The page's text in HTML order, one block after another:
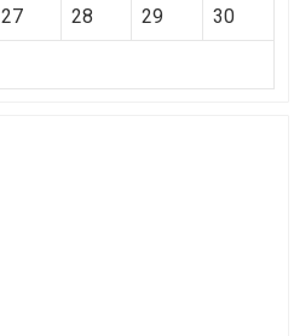
27 28 29 30